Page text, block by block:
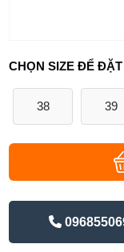
CHỌN SIZE ĐỂ
38 39